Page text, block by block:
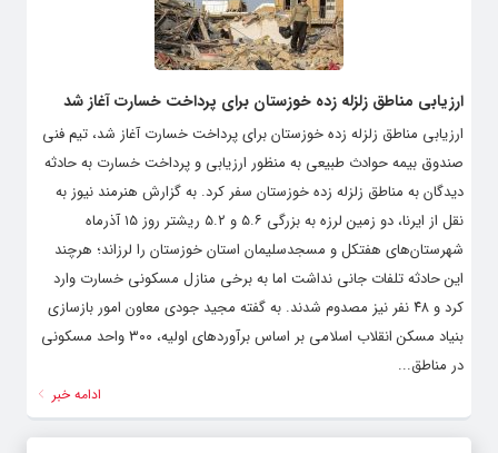
ارزیابی مناطق زلزله زده خوزستان برای پرداخت خسارت آغاز شد
ارزیابی مناطق زلزله زده خوزستان برای پرداخت خسارت آغاز شد، تیم فنی
صندوق بیمه حوادث طبیعی به منظور ارزیابی و پرداخت خسارت به حادثه
دیدگان به مناطق زلزله زده خوزستان سفر کرد. به گزارش هنرمند نیوز به
نقل از ایرنا، دو زمین لرزه به بزرگی ۵.۶ و ۵.۲ ریشتر روز ۱۵ آذرماه
شهرستان‌های هفتکل و مسجدسلیمان استان خوزستان را لرزاند؛ هرچند
این حادثه تلفات جانی نداشت اما به برخی منازل مسکونی خسارت وارد
کرد و ۴۸ نفر نیز مصدوم شدند. به گفته مجید جودی معاون امور بازسازی
بنیاد مسکن انقلاب اسلامی بر اساس برآوردهای اولیه، ۳۰۰ واحد مسکونی
در مناطق...
ادامه خبر